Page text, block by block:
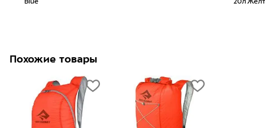
Blue
20л
Похожие товары